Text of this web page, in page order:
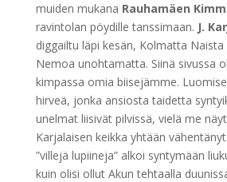
muiden mukana Rauhamäen
ravintolan pöydille tanssimaan. J.
diggailtu läpi kesän, Kolmatta Naista
Nemoa unohtamatta. Siinä sivussa
kimpassa omia biisejämme.
hirveä, jonka ansiosta taidetta
unelmat liisivät pilvissä, vielä me
Karjalaisen keikka yhtään
”villejä lupiineja” alkoi syntymään
kuin olisi ollut Akun tehtaalla